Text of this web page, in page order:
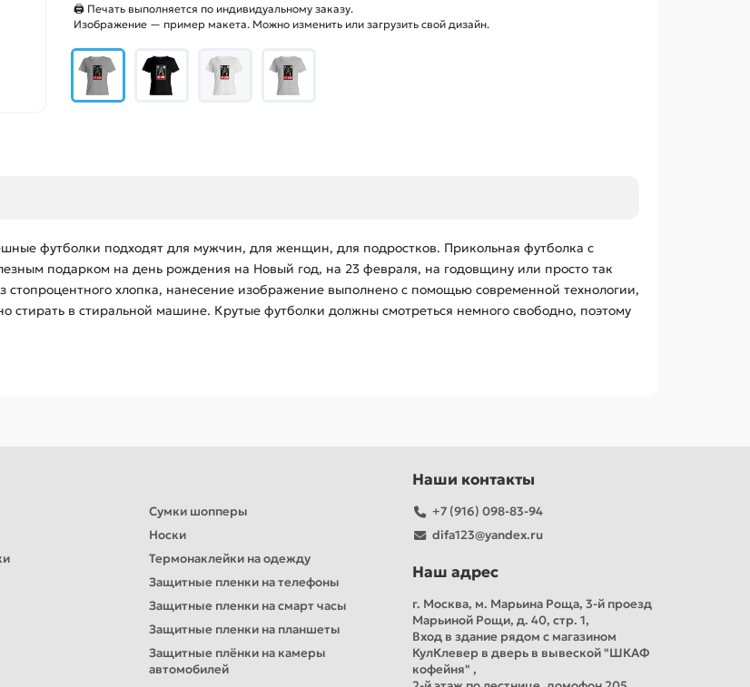
🖨 Печать выполняется по индивидуальному заказу.
Изображение — пример макета. Можно изменить или загрузить свой дизайн.
футболки подходят для мужчин, для женщин, для подростков. Прикольная футболка с
подарком на день рождения на Новый год, на 23 февраля, на годовщину или просто так
хлопка, нанесение изображение выполнено с помощью современной технологии,
стирать в стиральной машине. Крутые футболки должны смотреться немного свободно, поэтому
Сумки шопперы
Носки
Термонаклейки на одежду
Защитные пленки на телефоны
Защитные пленки на смарт часы
Защитные пленки на планшеты
Защитные плёнки на камеры
автомобилей
Наши контакты
+7 (916) 098-83-94
difa123@yandex.ru
Наш адрес
г. Москва, м. Марьина Роща, 3-й проезд
Марьиной Рощи, д. 40, стр. 1,
Вход в здание рядом с магазином
КулКлевер в дверь в вывеской "ШКАФ
кофейня" ,